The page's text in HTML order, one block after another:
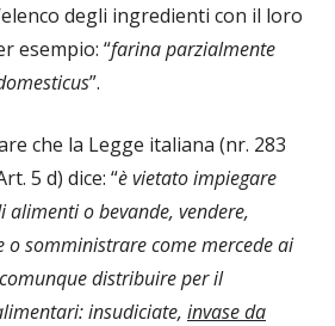
degli ingredienti con il loro
esempio: “farina parzialmente
”.
che la Legge italiana (nr. 283
5 d) dice: “èvietato impiegare
o bevande, vendere,
o somministrare come mercede ai
distribuire per il
i: insudiciate, invase da